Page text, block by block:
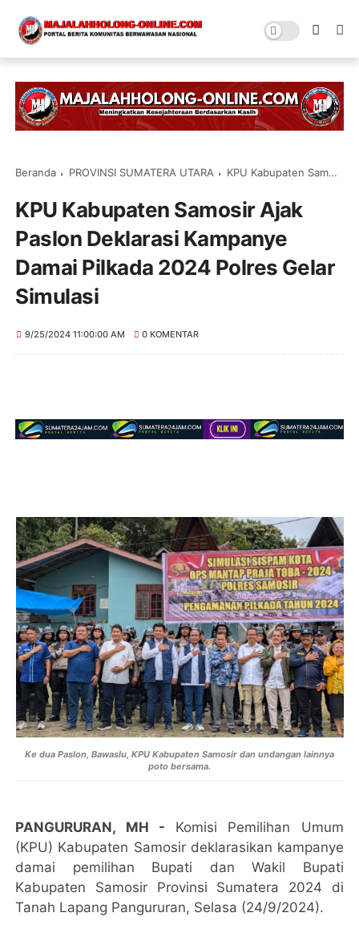
Beranda PROVINSI SUMATERA UTARA KPU Kabupaten Samosir Ajak Paslon Deklarasi Kampanye Damai Pilkada 2024 Polres Gelar Simulasi
KPU Kabupaten Samosir Ajak
Paslon Deklarasi Kampanye
Damai Pilkada 2024 Polres Gelar
Simulasi
9/25/2024 11:00:00 AM 0 KOMENTAR
Ke dua Paslon, Bawaslu, KPU Kabupaten Samosir dan undangan lainnya
poto bersama.
PANGURURAN, MH - Komisi Pemilihan Umum
(KPU) Kabupaten Samosir deklarasikan kampanye
damai pemilihan Bupati dan Wakil Bupati
Kabupaten Samosir Provinsi Sumatera 2024 di
Tanah Lapang Pangururan, Selasa (24/9/2024).